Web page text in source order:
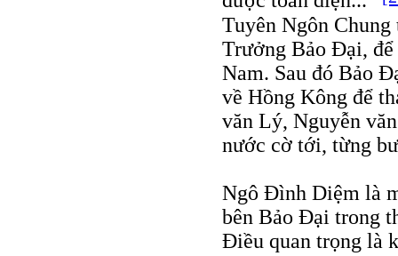
Tuyên Ngôn
Trưởng Bảo Đại, để
Nam. Sau đó Bảo
về Hồng Kông để
văn Lý, Nguyễn
nước cờ tới, từng
Ngô Đình Diệm là
bên Bảo Đại trong
Ðiều quan trọng là